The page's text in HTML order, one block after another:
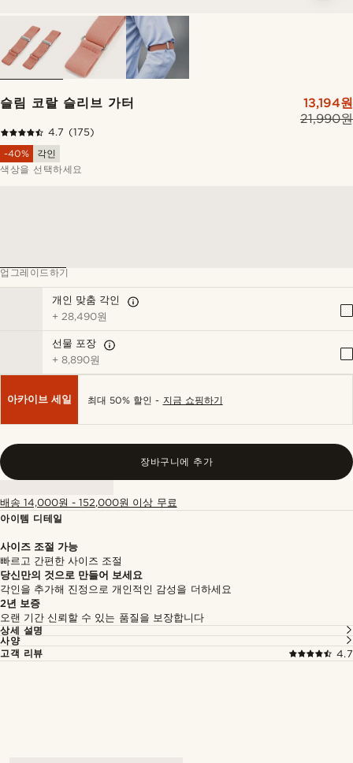
슬림 코랄 슬리브 가터
21,990원
13,194원
4.7 (175)
-40%
각인
색상을 선택하세요
업그레이드하기
개인 맞춤 각인
+28,490원
선물 포장
+8,890원
아카이브 세일 최대 50% 할인 - 지금 쇼핑하기
장바구니에 추가
배송 14,000원 - 152,000원 이상 무료
아이템 디테일
사이즈 조절 가능
빠르고 간편한 사이즈 조절
당신만의 것으로 만들어 보세요
각인을 추가해 진정으로 개인적인 감성을 더하세요
2년 보증
오랜 기간 신뢰할 수 있는 품질을 보장합니다
상세 설명
사양
고객 리뷰
4.7